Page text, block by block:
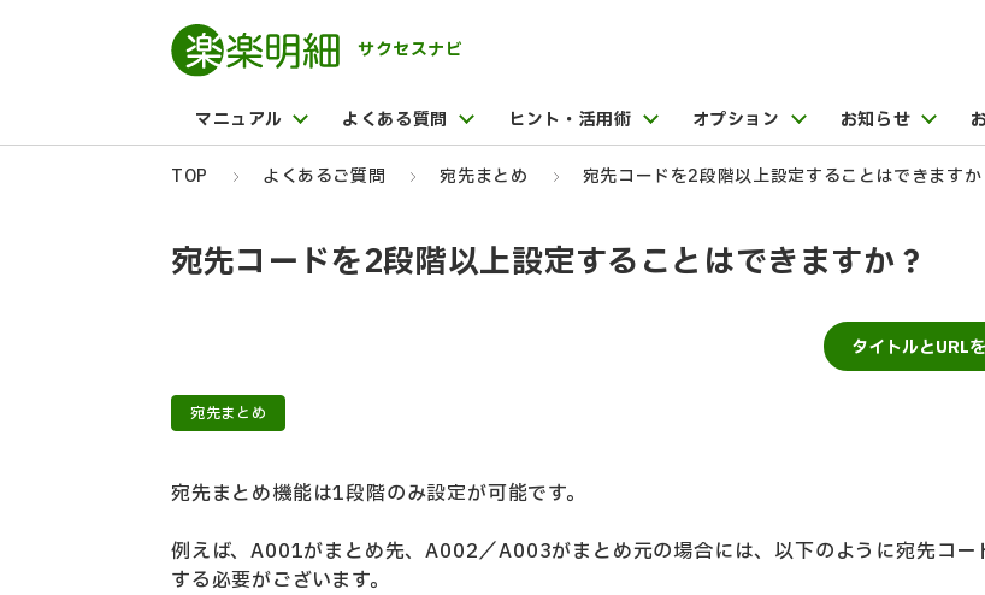
サクセスナビ
マニュアル よくある質問 ヒント・活用術 オプション お知らせ
TOP よくあるご質問 宛先まとめ 宛先コードを2段階以上設定することはできますか
宛先コードを2段階以上設定することはできますか？
タイトルとURL
宛先まとめ
宛先まとめ機能は1段階のみ設定が可能です。
例えば、A001がまとめ先、A002／A003がまとめ元の場合には、以下のように宛先コー
する必要がございます。